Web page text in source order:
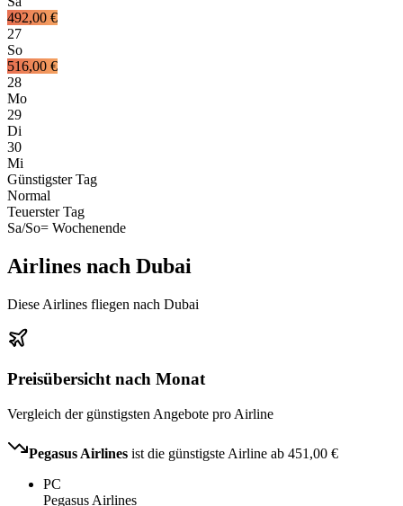
492,00 €
27
So
516,00 €
28
Mo
29
Di
30
Mi
Günstigster Tag
Normal
Teuerster Tag
Sa/So= Wochenende
Airlines nach Dubai
Diese Airlines fliegen nach Dubai
Preisübersicht nach Monat
Vergleich der günstigsten Angebote pro Airline
Pegasus Airlines ist die günstigste Airline ab 451,00 €
PC
Pegasus Airlines